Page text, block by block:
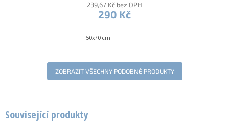
Související produkty
239,67 Kč bez DPH
290 Kč
50x70 cm
ZOBRAZIT VŠECHNY PODOBNÉ PRODUKTY